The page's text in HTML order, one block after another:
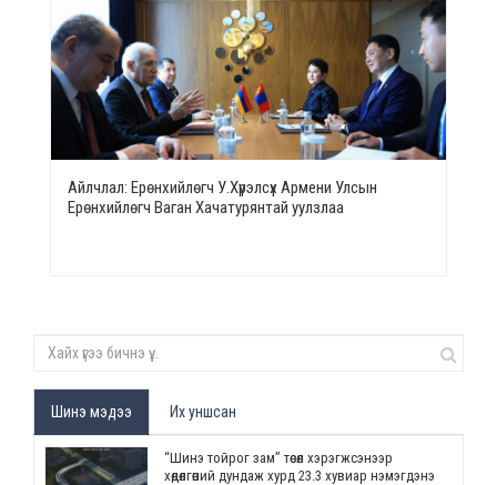
Айлчлал: Ерөнхийлөгч У.Хүрэлсүх Армени Улсын
Ерөнхийлөгч Ваган Хачатурянтай уулзлаа
Шинэ мэдээ Их уншсан
“Шинэ тойрог зам” төсөл хэрэгжсэнээр
хөдөлгөөний дундаж хурд 23.3 хувиар нэмэгдэнэ